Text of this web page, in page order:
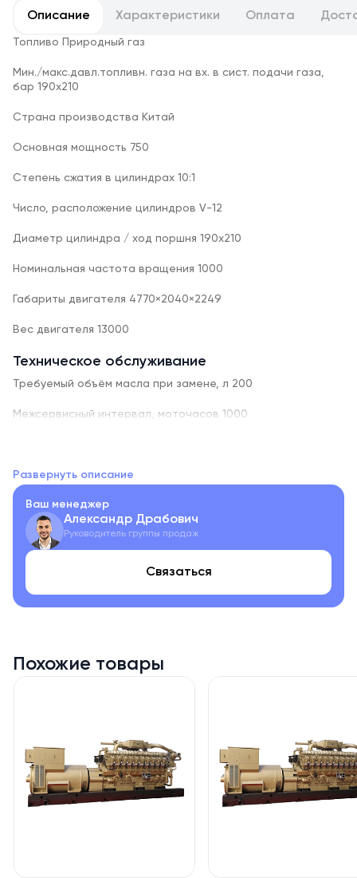
Описание Характеристики Оплата
Топливо Природный газ
Мин./макс.давл.топливн. газа на вх. в сист. подачи газа,
бар 190х210
Страна производства Китай
Основная мощность 750
Степень сжатия в цилиндрах 10:1
Число, расположение цилиндров V-12
Диаметр цилиндра / ход поршня 190х210
Номинальная частота вращения 1000
Габариты двигателя 4770×2040×2249
Вес двигателя 13000
Техническое обслуживание
Требуемый объём масла при замене, л 200
Межсервисный интервал, моточасов 1000
Расход масла на угар, г/кВт*ч 0,6
Серия 2000 (450кВт-640кВт)
Особенности продукта:
- 100% собственная разработка, независимые права
- Международная технология управления
- Высококачественная система управления соотношением
воздуха и топлива (автоматический регулятор топливного
изменений концентрации газа;
- Технология управления впуска низкого давления и
дожига газов (подходит для газа низкого давления,
снижает выбросы);
Развернуть описание
Ваш менеджер
Александр Драбович
Руководитель группы продаж
Связаться
Похожие товары